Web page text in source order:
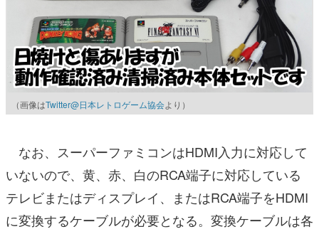
（画像はTwitter@日本レトロゲーム協会より）
なお、スーパーファミコンはHDMI入力に対応して
いないので、黄、赤、白のRCA端子に対応している
テレビまたはディスプレイ、またはRCA端子をHDMI
に変換するケーブルが必要となる。変換ケーブルは各